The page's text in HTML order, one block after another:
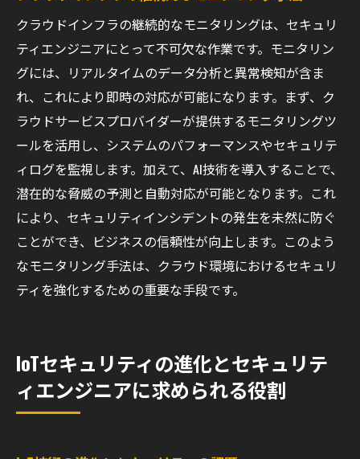
クラウドインフラの継続的なモニタリングは、セキュリ
ティエンジニアにとって不可欠な作業です。モニタリン
グには、リアルタイムのデータ分析と異常検知が含ま
れ、これにより即時の対応が可能になります。まず、ク
ラウドサービスプロバイダーが提供するモニタリングツ
ールを活用し、システムのパフォーマンスやセキュリテ
ィログを監視します。加えて、AI技術を導入することで、
潜在的な脅威の予測と自動対応が可能となります。これ
により、セキュリティインシデントの発生を未然に防ぐ
ことができ、ビジネスの信頼性が向上します。このよう
なモニタリング手法は、クラウド環境におけるセキュリ
ティを強化するための重要な手段です。
IoTセキュリティの進化とセキュリテ
ィエンジニアに求められる役割